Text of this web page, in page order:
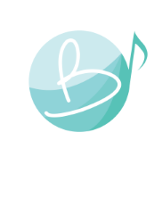
content